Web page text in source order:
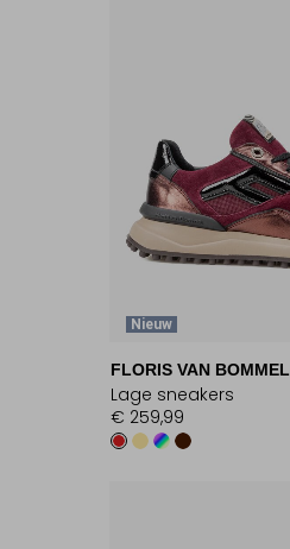
Nieuw
FLORIS VAN BOMMEL
Lage sneakers
€ 259,99